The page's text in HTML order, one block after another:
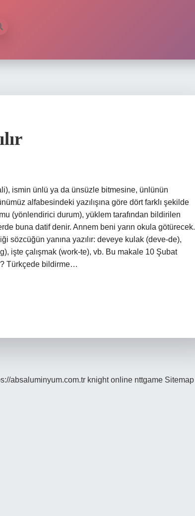
ismin ünlü ya da ünsüzle bitmesine, ünlünün
alfabesindeki yazılışına göre dört farklı şekilde
(yönlendirici durum), yüklem tarafından bildirilen
buna datif denir. Annem beni yarın okula götürecek.
sözcüğün yanına yazılır: deveye kulak (deve-de),
işte çalışmak (work-te), vb. Bu makale 10 Şubat
Türkçede bildirme…
absaluminyum.com.tr knight online nttgame Sitemap